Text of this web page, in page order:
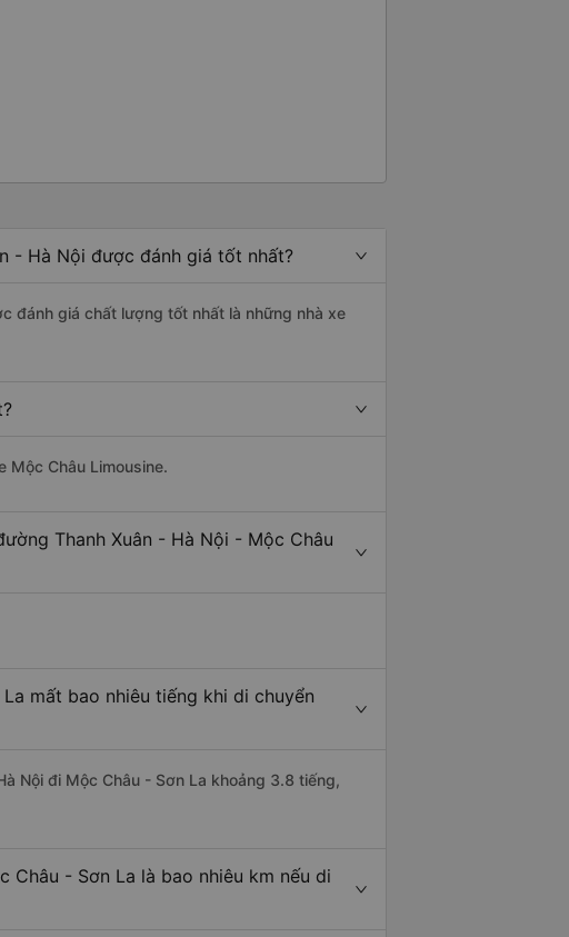
- Hà Nội được đánh giá tốt nhất?
đánh giá chất lượng tốt nhất là những nhà xe
Mộc Châu Limousine.
Thanh Xuân - Hà Nội - Mộc Châu
mất bao nhiêu tiếng khi di chuyển
Nội đi Mộc Châu - Sơn La khoảng 3.8 tiếng,
Châu - Sơn La là bao nhiêu km nếu di